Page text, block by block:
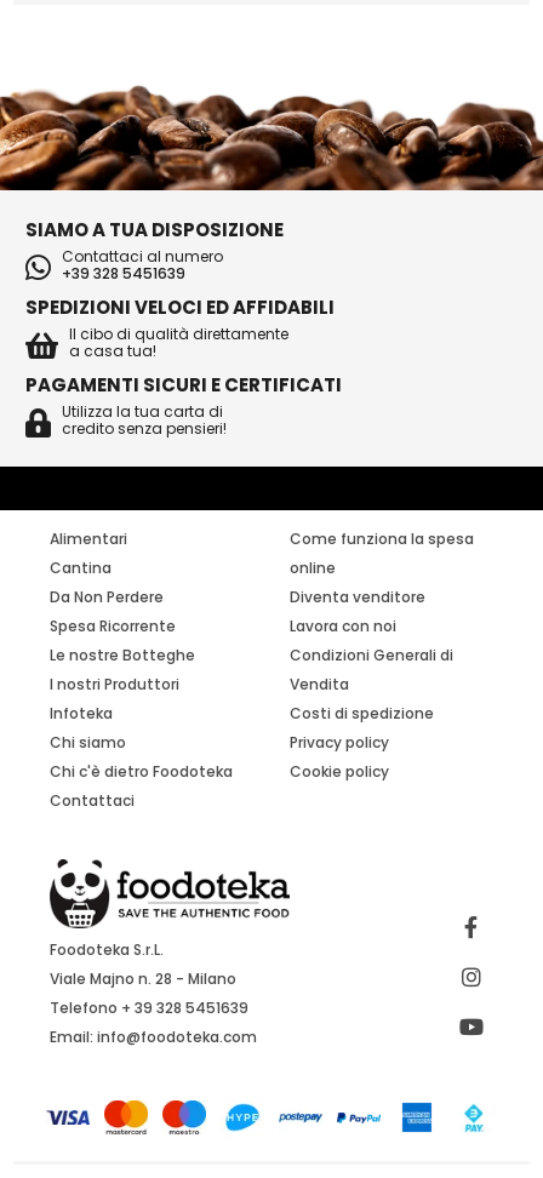
SIAMO A TUA DISPOSIZIONE
Contattaci al numero
+39 328 5451639
SPEDIZIONI VELOCI ED AFFIDABILI
Il cibo di qualità direttamente
a casa tua!
PAGAMENTI SICURI E CERTIFICATI
Utilizza la tua carta di
credito senza pensieri!
Alimentari
Cantina
Da Non Perdere
Spesa Ricorrente
Le nostre Botteghe
I nostri Produttori
Infoteka
Chi siamo
Chi c'è dietro Foodoteka
Contattaci
Come funziona la spesa
online
Diventa venditore
Lavora con noi
Condizioni Generali di
Vendita
Costi di spedizione
Privacy policy
Cookie policy
Foodoteka S.r.L.
Viale Majno n. 28 - Milano
Telefono + 39 328 5451639
Email:info@foodoteka.com